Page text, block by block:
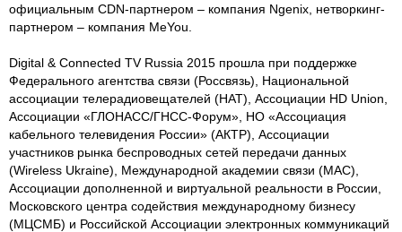
официальным CDN-партнером – компания Ngenix, нетворкинг-
партнером – компания MeYou.
Digital & Connected TV Russia 2015 прошла при поддержке
Федерального агентства связи (Россвязь), Национальной
ассоциации телерадиовещателей (НАТ), Ассоциации HD Union,
Ассоциации «ГЛОНАСС/ГНСС-Форум», НО «Ассоциация
кабельного телевидения России» (АКТР), Ассоциации
участников рынка беспроводных сетей передачи данных
(Wireless Ukraine), Международной академии связи (МАС),
Ассоциации дополненной и виртуальной реальности в России,
Московского центра содействия международному бизнесу
(МЦСМБ) и Российской Ассоциации электронных коммуникаций